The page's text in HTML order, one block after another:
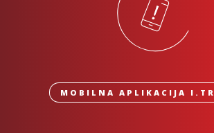
MOBILNA APLIKACIJA